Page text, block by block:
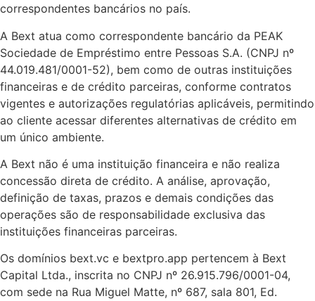
correspondentes bancários no país.
A Bext atua como correspondente bancário da PEAK
Sociedade de Empréstimo entre Pessoas S.A. (CNPJ nº
44.019.481/0001-52), bem como de outras instituições
financeiras e de crédito parceiras, conforme contratos
vigentes e autorizações regulatórias aplicáveis, permitindo
ao cliente acessar diferentes alternativas de crédito em
um único ambiente.
A Bext não é uma instituição financeira e não realiza
concessão direta de crédito. A análise, aprovação,
definição de taxas, prazos e demais condições das
operações são de responsabilidade exclusiva das
instituições financeiras parceiras.
Os domínios bext.vc e bextpro.app pertencem à Bext
Capital Ltda., inscrita no CNPJ nº 26.915.796/0001-04,
com sede na Rua Miguel Matte, nº 687, sala 801, Ed.